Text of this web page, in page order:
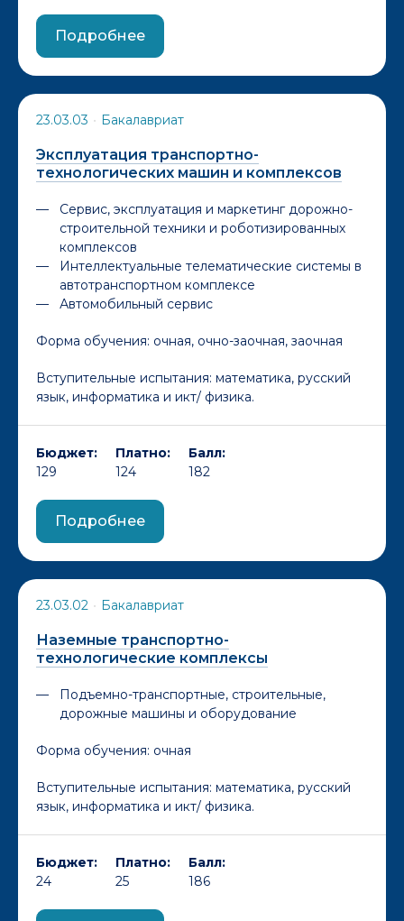
Подробнее
23.03.03 • Бакалавриат
Эксплуатация транспортно-
технологических машин и комплексов
Сервис, эксплуатация и маркетинг дорожно-
строительной техники и роботизированных
комплексов
Интеллектуальные телематические системы в
автотранспортном комплексе
Автомобильный сервис
Форма обучения: очная, очно-заочная, заочная
Вступительные испытания: математика, русский
язык, информатика и икт/ физика.
Бюджет:
129
Платно:
124
Балл:
182
Подробнее
23.03.02 • Бакалавриат
Наземные транспортно-
технологические комплексы
Подъемно-транспортные, строительные,
дорожные машины и оборудование
Форма обучения: очная
Вступительные испытания: математика, русский
язык, информатика и икт/ физика.
Бюджет:
24
Платно:
25
Балл:
186